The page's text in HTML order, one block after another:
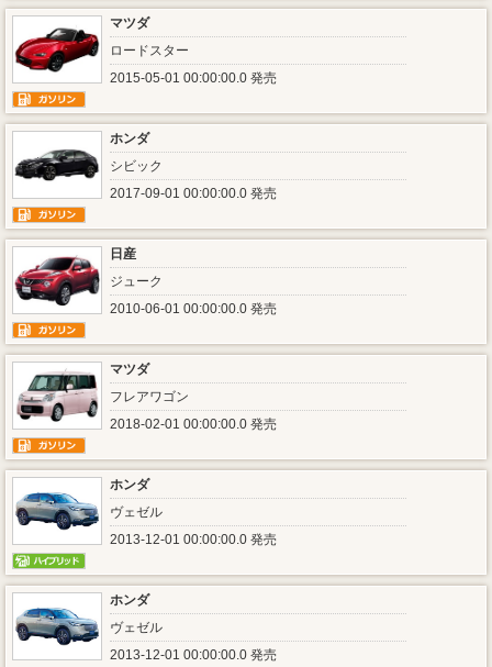
マツダ
ロードスター
2015-05-01 00:00:00.0 発売
ホンダ
シビック
2017-09-01 00:00:00.0 発売
日産
ジューク
2010-06-01 00:00:00.0 発売
マツダ
フレアワゴン
2018-02-01 00:00:00.0 発売
ホンダ
ヴェゼル
2013-12-01 00:00:00.0 発売
ホンダ
ヴェゼル
2013-12-01 00:00:00.0 発売